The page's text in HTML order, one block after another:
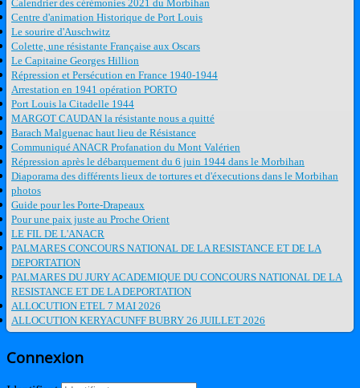
Calendrier des cérémonies 2021 du Morbihan
Centre d'animation Historique de Port Louis
Le sourire d'Auschwitz
Colette, une résistante Française aux Oscars
Le Capitaine Georges Hillion
Répression et Persécution en France 1940-1944
Arrestation en 1941 opération PORTO
Port Louis la Citadelle 1944
MARGOT CAUDAN la résistante nous a quitté
Barach Malguenac haut lieu de Résistance
Communiqué ANACR Profanation du Mont Valérien
Répression après le débarquement du 6 juin 1944 dans le Morbihan
Diaporama des différents lieux de tortures et d'éxecutions dans le Morbihan
photos
Guide pour les Porte-Drapeaux
Pour une paix juste au Proche Orient
LE FIL DE L'ANACR
PALMARES CONCOURS NATIONAL DE LA RESISTANCE ET DE LA
DEPORTATION
PALMARES DU JURY ACADEMIQUE DU CONCOURS NATIONAL DE LA
RESISTANCE ET DE LA DEPORTATION
ALLOCUTION ETEL 7 MAI 2026
ALLOCUTION KERYACUNFF BUBRY 26 JUILLET 2026
Connexion